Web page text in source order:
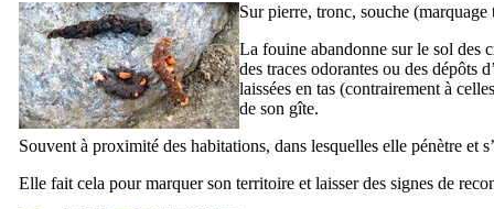
Sur pierre, tronc, souche
La fouine abandonne sur le sol des
des traces odorantes ou des dépôts
laissées en tas (contrairement à
de son gîte.
Souvent à proximité des habitations, dans lesquelles elle pénètre et
Elle fait cela pour marquer son territoire et laisser des signes de